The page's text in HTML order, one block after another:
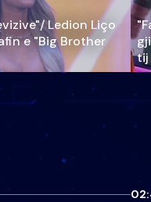
Ledion Liço
e "Big Brother
tij